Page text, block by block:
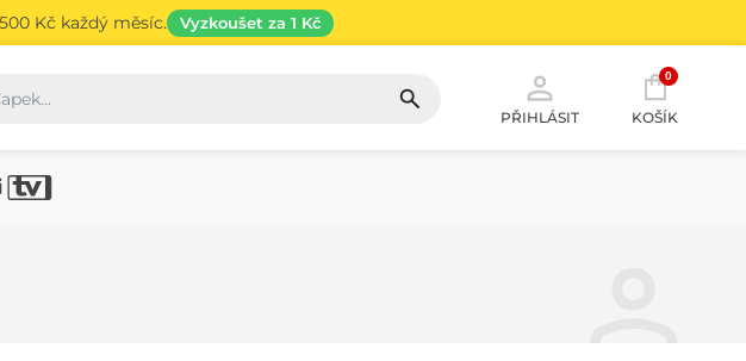
Kč každý měsíc. Vyzkoušet za 1 Kč
PŘIHLÁSIT
0
KOŠÍK